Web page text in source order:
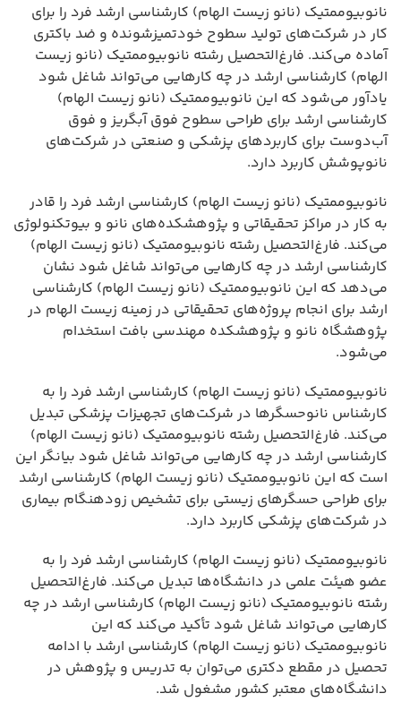
نانوبیوممتیک (نانو زیست الهام) کارشناسی ارشد فرد را برای
کار در شرکت‌های تولید سطوح خودتمیزشونده و ضد باکتری
آماده می‌کند. فارغ‌التحصیل رشته نانوبیوممتیک (نانو زیست
الهام) کارشناسی ارشد در چه کارهایی می‌تواند شاغل شود
یادآور می‌شود که این نانوبیوممتیک (نانو زیست الهام)
کارشناسی ارشد برای طراحی سطوح فوق آبگریز و فوق
آب‌دوست برای کاربردهای پزشکی و صنعتی در شرکت‌های
نانوپوشش کاربرد دارد.
نانوبیوممتیک (نانو زیست الهام) کارشناسی ارشد فرد را قادر
به کار در مراکز تحقیقاتی و پژوهشکده‌های نانو و بیوتکنولوژی
می‌کند. فارغ‌التحصیل رشته نانوبیوممتیک (نانو زیست الهام)
کارشناسی ارشد در چه کارهایی می‌تواند شاغل شود نشان
می‌دهد که این نانوبیوممتیک (نانو زیست الهام) کارشناسی
ارشد برای انجام پروژه‌های تحقیقاتی در زمینه زیست الهام در
پژوهشگاه نانو و پژوهشکده مهندسی بافت استخدام
می‌شود.
نانوبیوممتیک (نانو زیست الهام) کارشناسی ارشد فرد را به
کارشناس نانوحسگرها در شرکت‌های تجهیزات پزشکی تبدیل
می‌کند. فارغ‌التحصیل رشته نانوبیوممتیک (نانو زیست الهام)
کارشناسی ارشد در چه کارهایی می‌تواند شاغل شود بیانگر این
است که این نانوبیوممتیک (نانو زیست الهام) کارشناسی ارشد
برای طراحی حسگرهای زیستی برای تشخیص زودهنگام بیماری
در شرکت‌های پزشکی کاربرد دارد.
نانوبیوممتیک (نانو زیست الهام) کارشناسی ارشد فرد را به
عضو هیئت علمی در دانشگاه‌ها تبدیل می‌کند. فارغ‌التحصیل
رشته نانوبیوممتیک (نانو زیست الهام) کارشناسی ارشد در چه
کارهایی می‌تواند شاغل شود تأکید می‌کند که این
نانوبیوممتیک (نانو زیست الهام) کارشناسی ارشد با ادامه
تحصیل در مقطع دکتری می‌توان به تدریس و پژوهش در
دانشگاه‌های معتبر کشور مشغول شد.